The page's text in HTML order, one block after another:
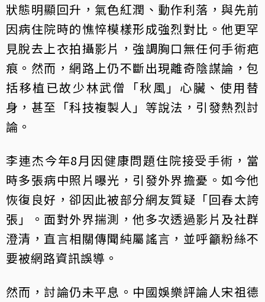
狀態明顯回升，氣色紅潤、動作利落，與先前
因病住院時的憔悴模樣形成強烈對比。他更罕
見脫去上衣拍攝影片，強調胸口無任何手術疤
痕。然而，網路上仍不斷出現離奇陰謀論，包
括移植已故少林武僧「秋風」心臟、使用替
身，甚至「科技複製人」等說法，引發熱烈討
論。
李連杰今年8月因健康問題住院接受手術，當
時多張病中照片曝光，引發外界擔憂。如今他
恢復良好，卻因此被部分網友質疑「回春太誇
張」。面對外界揣測，他多次透過影片及社群
澄清，直言相關傳聞純屬謠言，並呼籲粉絲不
要被網路資訊誤導。
然而，討論仍未平息。中國娛樂評論人宋祖德